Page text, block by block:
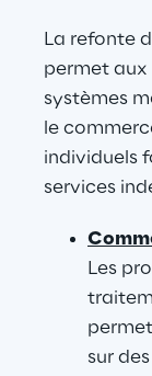
La refonte
permet aux
systèmes
le
individuels
services
Les
sur